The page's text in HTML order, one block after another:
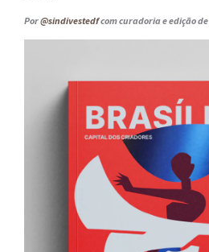
Por@sindivestedfcom curadoria e edição de